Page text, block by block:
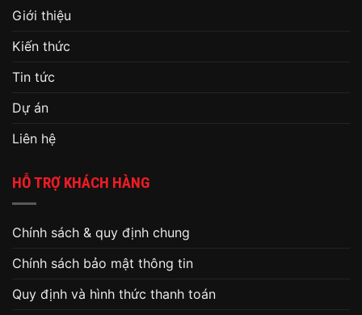
Giới thiệu
Kiến thức
Tin tức
Dự án
Liên hệ
HỖ TRỢ KHÁCH HÀNG
Chính sách & quy định chung
Chính sách bảo mật thông tin
Quy định và hình thức thanh toán